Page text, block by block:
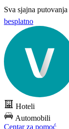
Sva sjajna putovanja
besplatno
Hoteli
Automobili
Centar za pomoć